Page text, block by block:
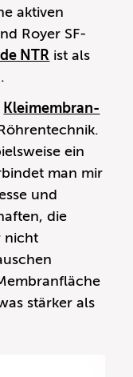
aktiven
Royer SF-
NTR ist als
Kleimembran-
ein
man mir
und
die
nicht
stärker als